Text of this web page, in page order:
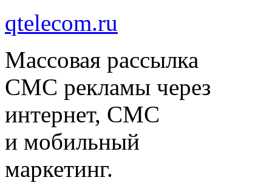
qtelecom.ru
Массовая рассылка
СМС рекламы через
интернет, СМС
и мобильный
маркетинг.